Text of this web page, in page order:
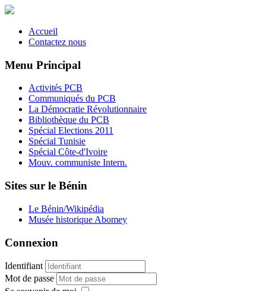
Accueil
Contactez nous
Menu Principal
Activités PCB
Communiqués du PCB
La Démocratie Révolutionnaire
Bibliothèque du PCB
Spécial Elections 2011
Spécial Tunisie
Spécial Côte-d'Ivoire
Mouv. communiste Intern.
Sites sur le Bénin
Le Bénin/Wikipédia
Musée historique Abomey
Connexion
Identifiant
Mot de passe